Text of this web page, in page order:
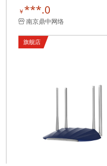
￥ ***.0
南京鼎中网络
旗舰店